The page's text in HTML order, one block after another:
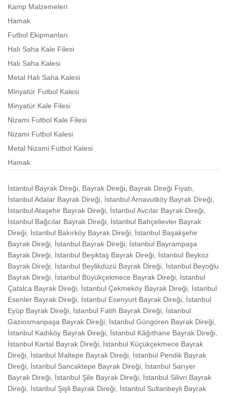
Kamp Malzemeleri
Hamak
Futbol Ekipmanları
Halı Saha Kale Filesi
Halı Saha Kalesi
Metal Halı Saha Kalesi
Minyatür Futbol Kalesi
Minyatür Kale Filesi
Nizami Futbol Kale Filesi
Nizami Futbol Kalesi
Metal Nizami Futbol Kalesi
Hamak
İstanbul Bayrak Direği, Bayrak Direği, Bayrak Direği Fiyatı,
İstanbul Adalar Bayrak Direği, İstanbul Arnavutköy Bayrak Direği,
İstanbul Ataşehir Bayrak Direği, İstanbul Avcılar Bayrak Direği,
İstanbul Bağcılar Bayrak Direği, İstanbul Bahçelievler Bayrak
Direği, İstanbul Bakırköy Bayrak Direği, İstanbul Başakşehir
Bayrak Direği, İstanbul Bayrak Direği, İstanbul Bayrampaşa
Bayrak Direği, İstanbul Beşiktaş Bayrak Direği, İstanbul Beykoz
Bayrak Direği, İstanbul Beylikdüzü Bayrak Direği, İstanbul Beyoğlu
Bayrak Direği, İstanbul Büyükçekmece Bayrak Direği, İstanbul
Çatalca Bayrak Direği, İstanbul Çekmeköy Bayrak Direği, İstanbul
Esenler Bayrak Direği, İstanbul Esenyurt Bayrak Direği, İstanbul
Eyüp Bayrak Direği, İstanbul Fatih Bayrak Direği, İstanbul
Gaziosmanpaşa Bayrak Direği, İstanbul Güngören Bayrak Direği,
İstanbul Kadıköy Bayrak Direği, İstanbul Kâğıthane Bayrak Direği,
İstanbul Kartal Bayrak Direği, İstanbul Küçükçekmece Bayrak
Direği, İstanbul Maltepe Bayrak Direği, İstanbul Pendik Bayrak
Direği, İstanbul Sancaktepe Bayrak Direği, İstanbul Sarıyer
Bayrak Direği, İstanbul Şile Bayrak Direği, İstanbul Silivri Bayrak
Direği, İstanbul Şişli Bayrak Direği, İstanbul Sultanbeyli Bayrak